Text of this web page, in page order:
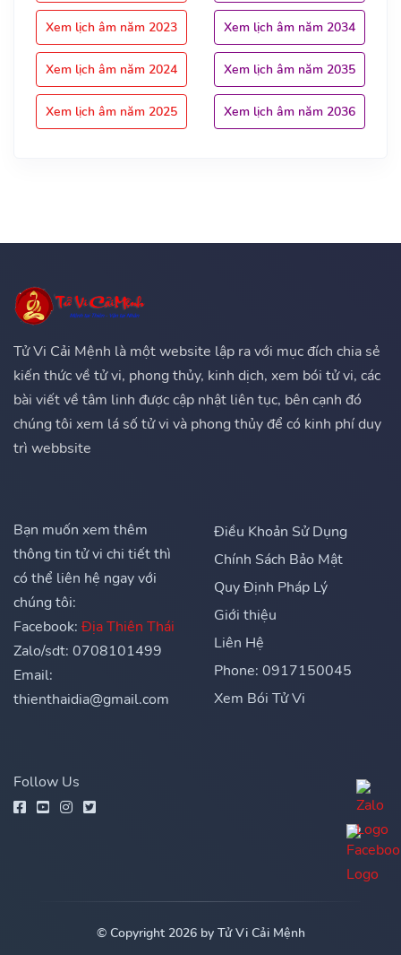
Xem lịch âm năm 2023
Xem lịch âm năm 2024
Xem lịch âm năm 2025
Xem lịch âm năm 2034
Xem lịch âm năm 2035
Xem lịch âm năm 2036
Tử Vi Cải Mệnh là một website lập ra với mục đích chia sẻ
kiến thức về tử vi, phong thủy, kinh dịch, xem bói tử vi, các
bài viết về tâm linh được cập nhật liên tục, bên cạnh đó
chúng tôi xem lá số tử vi và phong thủy để có kinh phí duy
trì webbsite
Bạn muốn xem thêm
thông tin tử vi chi tiết thì
có thể liên hệ ngay với
chúng tôi:
Facebook: Địa Thiên Thái
Zalo/sdt: 0708101499
Email:
thienthaidia@gmail.com
Điều Khoản Sử Dụng
Chính Sách Bảo Mật
Quy Định Pháp Lý
Giới thiệu
Liên Hệ
Phone: 0917150045
Xem Bói Tử Vi
Follow Us
© Copyright 2026 by Tử Vi Cải Mệnh